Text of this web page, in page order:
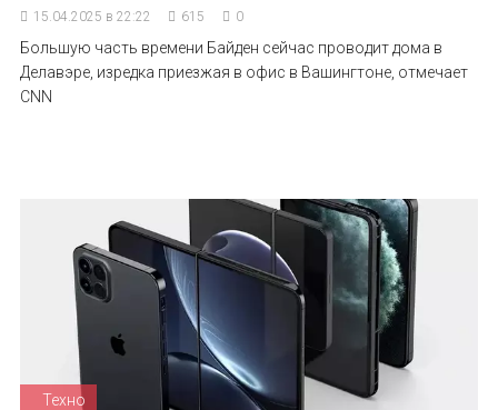
15.04.2025 в 22:22 615 0
Большую часть времени Байден сейчас проводит дома в
Делавэре, изредка приезжая в офис в Вашингтоне, отмечает
CNN
Техно